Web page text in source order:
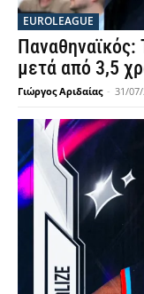
EUROLEAGUE
Παναθηναϊκός:
μετά από 3,5
Γιώργος Αριδαίας - 31/